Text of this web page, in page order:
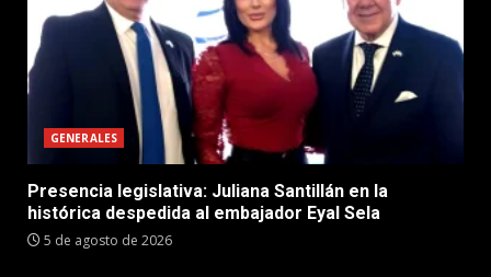
GENERALES
Presencia legislativa: Juliana Santillán en la
histórica despedida al embajador Eyal Sela
5 de agosto de 2026